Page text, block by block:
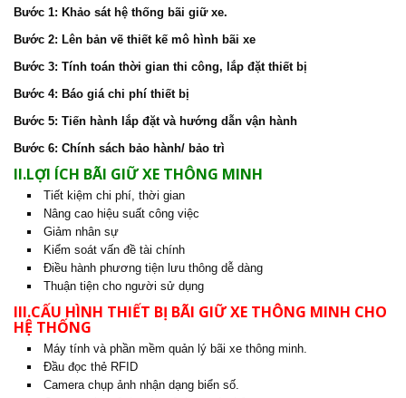
Bước 1: Khảo sát hệ thống bãi giữ xe.
Bước 2: Lên bản vẽ thiết kế mô hình bãi xe
Bước 3: Tính toán thời gian thi công, lắp đặt thiết bị
Bước 4: Báo giá chi phí thiết bị
Bước 5: Tiến hành lắp đặt và hướng dẫn vận hành
Bước 6: Chính sách bảo hành/ bảo trì
II.LỢI ÍCH BÃI GIỮ XE THÔNG MINH
Tiết kiệm chi phí, thời gian
Nâng cao hiệu suất công việc
Giảm nhân sự
Kiểm soát vấn đề tài chính
Điều hành phương tiện lưu thông dễ dàng
Thuận tiện cho người sử dụng
III.CẤU HÌNH THIẾT BỊ BÃI GIỮ XE THÔNG MINH CHO
HỆ THỐNG
Máy tính và phần mềm quản lý bãi xe thông minh.
Đầu đọc thẻ RFID
Camera chụp ảnh nhận dạng biển số.